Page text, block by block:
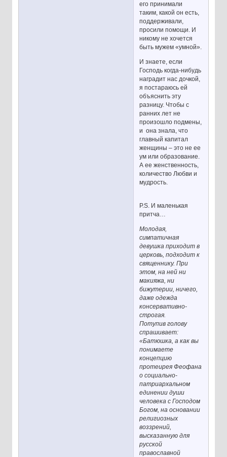
его принимали
таким, какой он есть,
поддерживали,
просили помощи. И
никому не хочется
быть мужем «умной».
И знаете, если
Господь когда-нибудь
наградит нас дочкой,
я постараюсь ей
объяснить эту
разницу. Чтобы с
ранних лет не
произошло подмены,
и она знала, что
главный капитал
женщины – это не ее
ум или образование.
А ее женственность,
количество Любви и
мудрость.
P.S. И маленькая
притча…
Молодая,
симпатичная
девушка приходит в
церковь, подходит к
священнику. При
этом, на ней ни
макияжа, ни
бижутерии, ничего,
даже одежда
консервативно-
строгая.
Потупив голову
спрашивает:
«Батюшка, а как вы
понимаете
концепцию
протеирея Феофана
о социально-
патриархальном
единении души
человека с Господом
Богом, на основании
религиозных
воззрений,
высказанную для
русской
православной